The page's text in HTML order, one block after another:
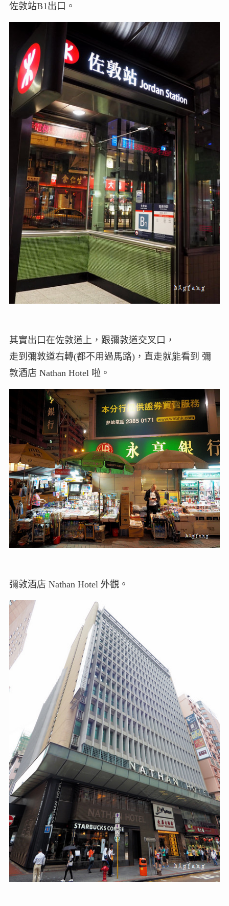
佐敦站B1出口。
其實出口在佐敦道上，跟彌敦道交叉口，
走到彌敦道右轉(都不用過馬路)，直走就能看到 彌
敦酒店 Nathan Hotel 啦。
彌敦酒店 Nathan Hotel 外觀。